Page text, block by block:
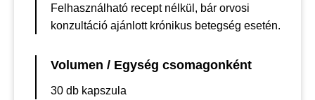
Felhasználható recept nélkül, bár orvosi
konzultáció ajánlott krónikus betegség esetén.
Volumen / Egység csomagonként
30 db kapszula